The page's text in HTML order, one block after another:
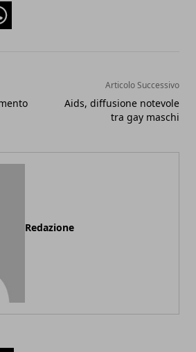
Articolo Successivo
Aids, diffusione notevole
tra gay maschi
Redazione